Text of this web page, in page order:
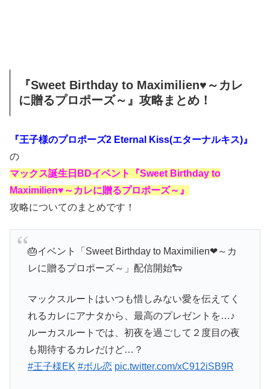
『Sweet Birthday to Maximilien♥～カレ
に贈るプロポーズ～』攻略まとめ！
『王子様のプロポーズ2 Eternal Kiss(エターナルキス)』
の
マックス誕生日BDイベント『Sweet Birthday to
Maximilien♥～カレに贈るプロポーズ～』
攻略についてのまとめです！
🎂イベント「Sweet Birthday to Maximilien❤～カ
レに贈るプロポーズ～」配信開始🐑
マックスルートはいつも惜しみない愛を伝えてく
れるカレにアナタから、最高のプレゼントを…♪
ルーカスルートでは、初夜を過ごして２度目の夜
も期待するカレだけど…？
#王子様EK #ボル恋 pic.twitter.com/xC912iSB9R